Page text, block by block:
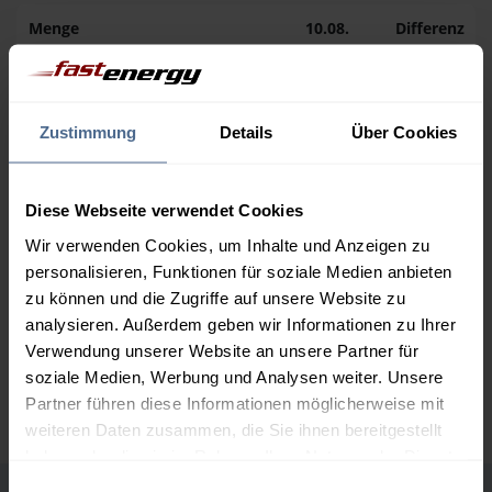
Zustimmung Details Über Cookies
Diese Webseite verwendet Cookies
Wir verwenden Cookies, um Inhalte und Anzeigen zu
personalisieren, Funktionen für soziale Medien anbieten
zu können und die Zugriffe auf unsere Website zu
analysieren. Außerdem geben wir Informationen zu Ihrer
Verwendung unserer Website an unsere Partner für
soziale Medien, Werbung und Analysen weiter. Unsere
Partner führen diese Informationen möglicherweise mit
weiteren Daten zusammen, die Sie ihnen bereitgestellt
Menge
10.08.
09.08.
Differenz
Trend
2.000 Liter
3.000 Liter
181,71 €
181,71 €
0,00 €
5.000 Liter
175,88 €
175,88 €
Preise für Heizöl in Standardqualität nach Ö-Norm C 1109 in € / 100
Liter inkl. MwSt. und Lieferung bei einer Lieferstelle.